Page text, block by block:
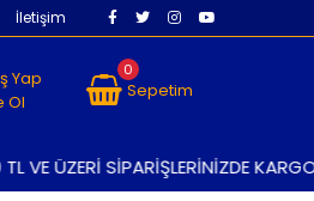
ÜZERİ SİPARİŞLERİNİZDE KARGO
İletişim
Yap
Ol
0
Sepetim